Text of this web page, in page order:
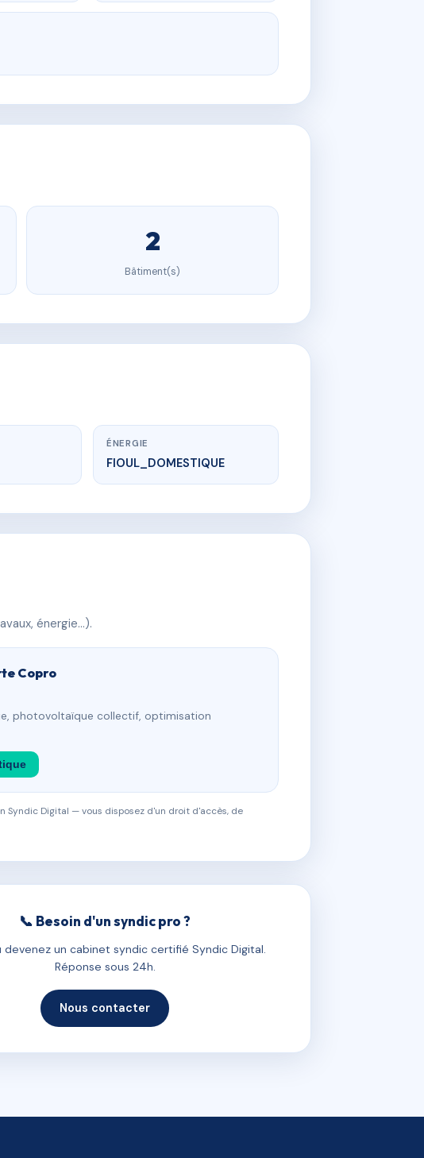
2
Bâtiment(s)
ÉNERGIE
FIOUL_DOMESTIQUE
énergie…).
Copro
photovoltaïque collectif, optimisation
Syndic Digital — vous disposez d'un droit d'accès, de
📞 Besoin d'un syndic pro ?
devenez un cabinet syndic certifié Syndic Digital.
Réponse sous 24h.
Nous contacter